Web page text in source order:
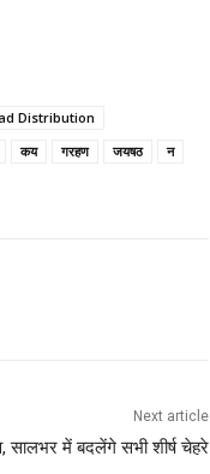
Distribution
कय गरहण जयषठ
न
Next article
सालभर में बदलेंगे सभी शीर्ष चेहरे